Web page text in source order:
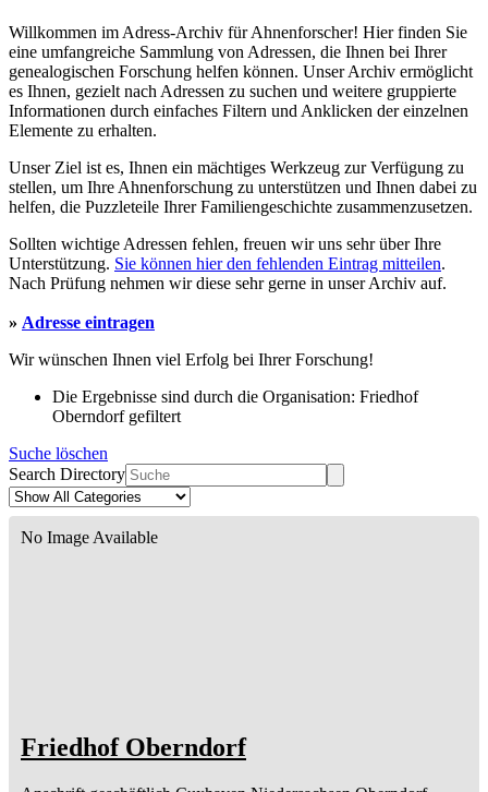
Willkommen im Adress-Archiv für Ahnenforscher! Hier finden Sie
eine umfangreiche Sammlung von Adressen, die Ihnen bei Ihrer
genealogischen Forschung helfen können. Unser Archiv ermöglicht
es Ihnen, gezielt nach Adressen zu suchen und weitere gruppierte
Informationen durch einfaches Filtern und Anklicken der einzelnen
Elemente zu erhalten.
Unser Ziel ist es, Ihnen ein mächtiges Werkzeug zur Verfügung zu
stellen, um Ihre Ahnenforschung zu unterstützen und Ihnen dabei zu
helfen, die Puzzleteile Ihrer Familiengeschichte zusammenzusetzen.
Sollten wichtige Adressen fehlen, freuen wir uns sehr über Ihre
Unterstützung. Sie können hier den fehlenden Eintrag mitteilen.
Nach Prüfung nehmen wir diese sehr gerne in unser Archiv auf.
» Adresse eintragen
Wir wünschen Ihnen viel Erfolg bei Ihrer Forschung!
Die Ergebnisse sind durch die Organisation: Friedhof
Oberndorf gefiltert
Suche löschen
Search Directory
No Image Available
Friedhof Oberndorf